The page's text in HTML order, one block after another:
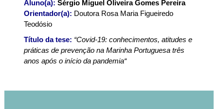
Aluno(a): Sérgio Miguel Oliveira Gomes Pereira
Orientador(a): Doutora Rosa Maria Figueiredo
Teodósio
Título da tese: “Covid-19: conhecimentos, atitudes e
práticas de prevenção na Marinha Portuguesa três
anos após o início da pandemia“